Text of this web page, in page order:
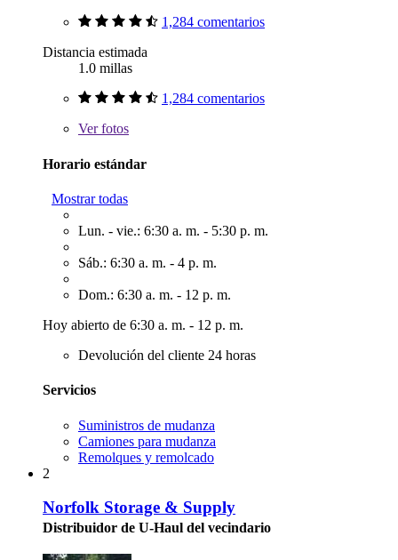
1,284 comentarios
Distancia estimada
1.0 millas
1,284 comentarios
Verfotos
Horario estándar
Mostrar todas
Lun. - vie.: 6:30 a. m. - 5:30 p. m.
Sáb.: 6:30 a. m. - 4 p. m.
Dom.: 6:30 a. m. - 12 p. m.
Hoy abierto de 6:30 a. m. - 12 p. m.
Devolución del cliente 24 horas
Servicios
Suministros de mudanza
Camiones para mudanza
Remolques y remolcado
2
Norfolk Storage & Supply
Distribuidor de U-Haul del vecindario